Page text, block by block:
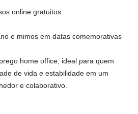
online gratuitos
e mimos em datas comemorativas
home office, ideal para quem
de vida e estabilidade em um
e colaborativo.